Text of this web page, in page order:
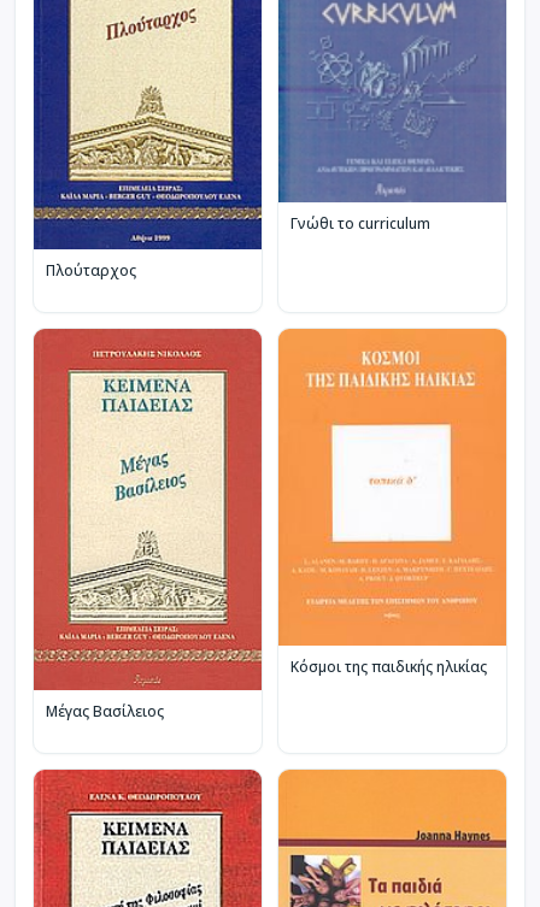
Πλούταρχος
Γνώθι το curriculum
Μέγας Βασίλειος
Κόσμοι της παιδικής ηλικίας